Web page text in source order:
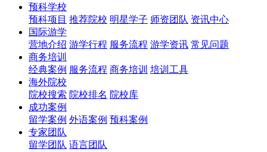
预科学校
预科项目 推荐院校 明星学子 师资团队 资讯中心
国际游学
营地介绍 游学行程 服务流程 游学资讯 常见问题
商务培训
经典案例 服务流程 商务培训 培训工具
海外院校
院校搜索 院校排名 院校库
成功案例
留学案例 外语案例 预科案例
专家团队
留学团队 语言团队